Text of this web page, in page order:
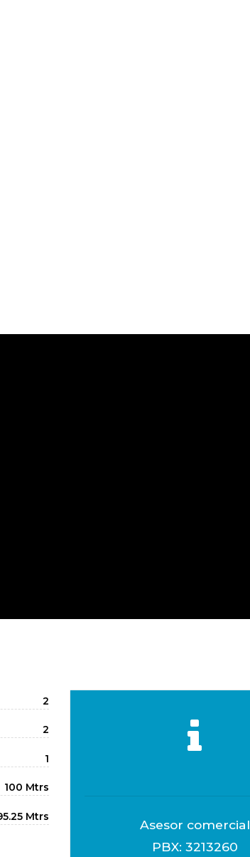
2
2
1
100 Mtrs
Mtrs
Asesor comercial
PBX: 3213260